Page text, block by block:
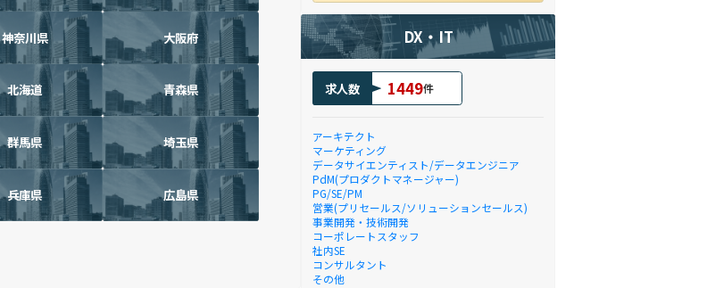
神奈川県 大阪府
北海道 青森県
群馬県 埼玉県
兵庫県 広島県
DX・IT
求人数 1449件
アーキテクト
マーケティング
データサイエンティスト/データエンジニア
PdM(プロダクトマネージャー)
PG/SE/PM
営業(プリセールス/ソリューションセールス)
事業開発・技術開発
コーポレートスタッフ
社内SE
コンサルタント
その他